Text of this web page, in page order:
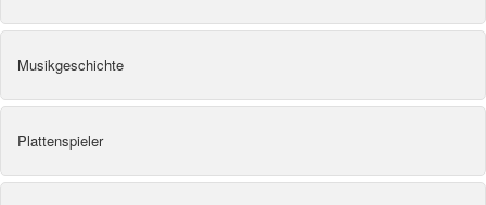
Musikgeschichte
Plattenspieler